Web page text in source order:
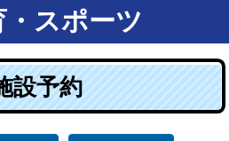
スポーツ
設予約